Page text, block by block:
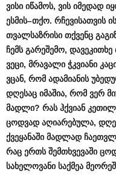
ვისი იწამოს, ვის იმედად
ესმის–თქო. რჩევისათვის
თვალსაზრისი თქვენც
ჩემს გარეშემო, დავეკითხე
ვეცი, მრავალი ჭკვიანი
ვცან, რომ ადამიანის
დღესაც იმაშია, რომ ვერ
მადლი? რას ჰქვიან
ცოდვად აღიარებულა,
ქვეყანაში მადლად
რაც ერთს შემთხვევაში
სახელოვანი საქმეა